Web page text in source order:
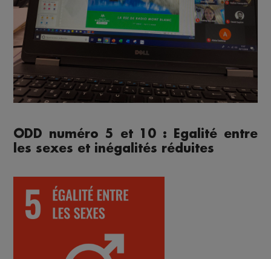
ODD numéro 5 et 10 : Egalité entre
les sexes et inégalités réduites